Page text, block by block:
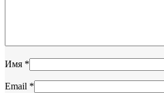
Имя *
Email *